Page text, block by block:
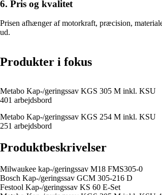
6. Pris og kvalitet
Prisen afhænger af motorkraft, præcision,
ud.
Produkter i fokus
Metabo Kap-/geringssav KGS 305 M inkl. KSU
401 arbejdsbord
Metabo Kap-/geringssav KGS 254 M inkl. KSU
251 arbejdsbord
Produktbeskrivelser
Milwaukee kap-/geringssav M18 FMS305-0
Bosch Kap-/geringssav GCM 305-216 D
Festool Kap-/geringssav KS 60 E-Set